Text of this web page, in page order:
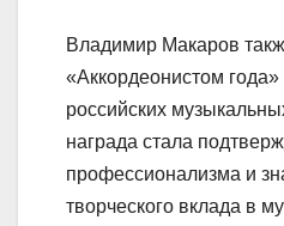
Владимир Макаров
«Аккордеонистом года»
российских
награда стала
профессионализма и
творческого вклада в